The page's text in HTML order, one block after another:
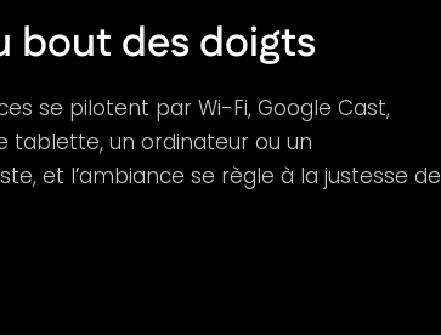
bout des doigts
se pilotent par Wi-Fi, Google Cast,
tablette, un ordinateur ou un
et l’ambiance se règle à la justesse de